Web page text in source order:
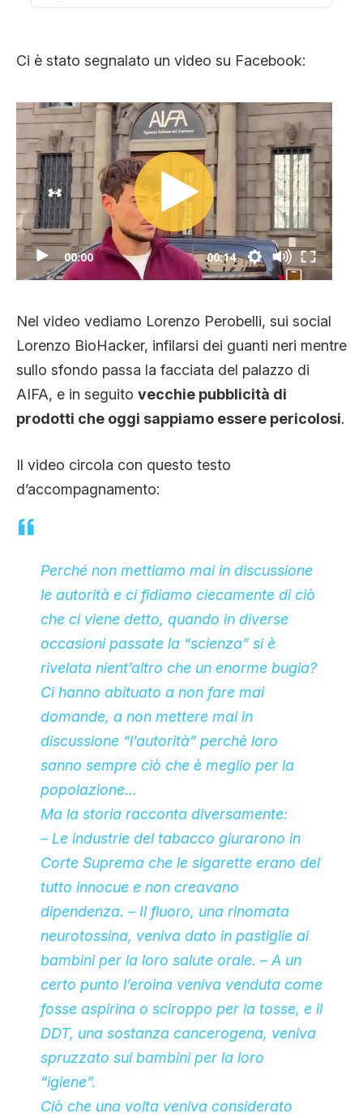
Ci è stato segnalato un video su Facebook:
00:00 00:14
Nel video vediamo Lorenzo Perobelli, sui social
Lorenzo BioHacker, infilarsi dei guanti neri mentre
sullo sfondo passa la facciata del palazzo di
AIFA, e in seguito vecchie pubblicità di
prodotti che oggi sappiamo essere pericolosi.
Il video circola con questo testo
d’accompagnamento:
Perché non mettiamo mai in discussione
le autorità e ci fidiamo ciecamente di ciò
che ci viene detto, quando in diverse
occasioni passate la “scienza” si è
rivelata nient’altro che un enorme bugia?
Ci hanno abituato a non fare mai
domande, a non mettere mai in
discussione “l’autorità” perchè loro
sanno sempre ciò che è meglio per la
popolazione…
Ma la storia racconta diversamente:
– Le industrie del tabacco giurarono in
Corte Suprema che le sigarette erano del
tutto innocue e non creavano
dipendenza. – Il fluoro, una rinomata
neurotossina, veniva dato in pastiglie ai
bambini per la loro salute orale. – A un
certo punto l’eroina veniva venduta come
fosse aspirina o sciroppo per la tosse, e il
DDT, una sostanza cancerogena, veniva
spruzzato sui bambini per la loro
“igiene”.
Ciò che una volta veniva considerato